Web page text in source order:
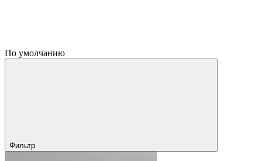
По умолчанию
Фильтр